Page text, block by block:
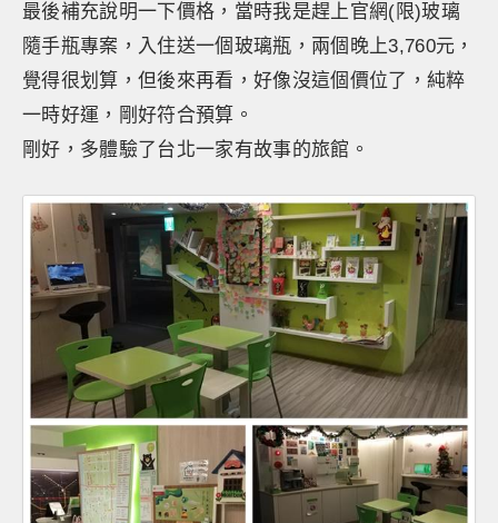
最後補充說明一下價格，當時我是趕上官網(限)玻璃
隨手瓶專案，入住送一個玻璃瓶，兩個晚上3,760元，
覺得很划算，但後來再看，好像沒這個價位了，純粹
一時好運，剛好符合預算。
剛好，多體驗了台北一家有故事的旅館。